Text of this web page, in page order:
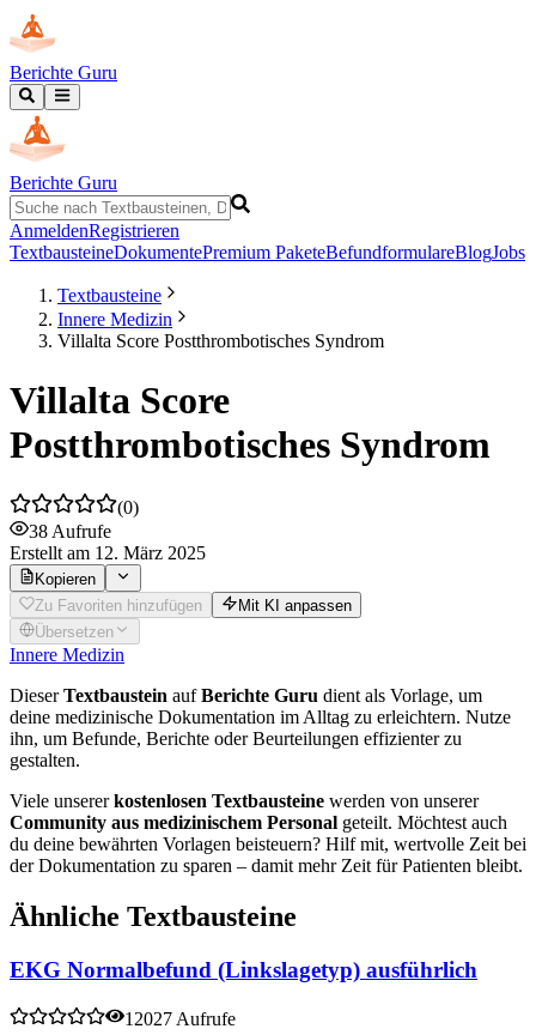
Berichte Guru
Berichte Guru
AnmeldenRegistrieren
TextbausteineDokumentePremium PaketeBefundformulareBlogJobs
Textbausteine
Innere Medizin
Villalta Score Postthrombotisches Syndrom
Villalta Score
Postthrombotisches Syndrom
(0)
38 Aufrufe
Erstellt am 12. März 2025
Kopieren
Zu Favoriten hinzufügen
Mit KI anpassen
Übersetzen
Innere Medizin
DieserTextbaustein aufBerichte Guru dient als Vorlage, um
deine medizinische Dokumentation im Alltag zu erleichtern. Nutze
ihn, um Befunde, Berichte oder Beurteilungen effizienter zu
gestalten.
Viele unsererkostenlosen Textbausteine werden von unserer
Community aus medizinischem Personal geteilt. Möchtest auch
du deine bewährten Vorlagen beisteuern? Hilf mit, wertvolle Zeit bei
der Dokumentation zu sparen – damit mehr Zeit für Patienten bleibt.
Ähnliche Textbausteine
EKG Normalbefund (Linkslagetyp) ausführlich
12027 Aufrufe